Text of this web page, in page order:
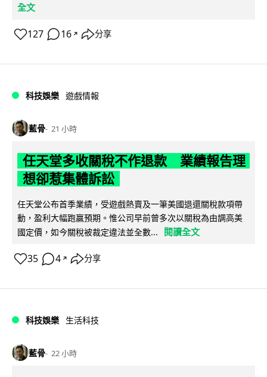
全文
127 16 ↗ 分享
科技娛樂 遊戲情報
藍骨 21 小時
任天堂多收關稅不作退款 業績報告理
想卻惹集體訴訟
任天堂公布首季業績，受遊戲熱賣及一筆美國退還關稅款項帶
動，盈利大幅跑贏預期。惟公司早前曾多次以關稅為由調高美
國定價，如今關稅被裁定違法並全數...
閱讀全文
35 4 ↗ 分享
科技娛樂 生活科技
藍骨 22 小時